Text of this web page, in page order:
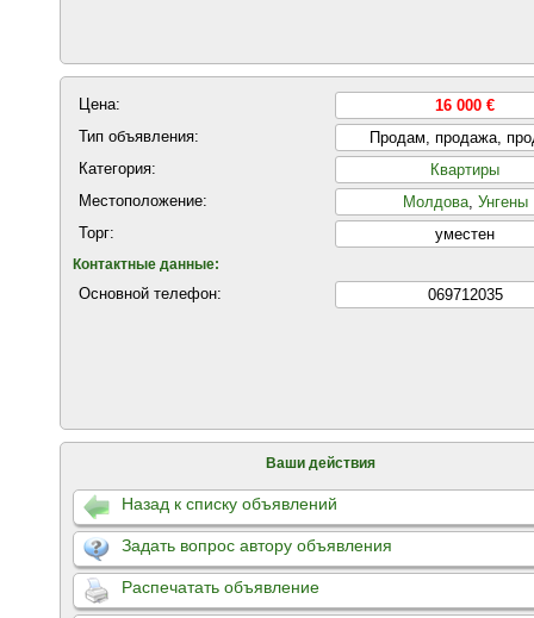
Цена:
16 000 €
Тип объявления:
Продам, продажа,
Категория:
Квартиры
Местоположение:
Молдова, Унгены
Торг:
уместен
Контактные данные:
Основной телефон: 069712035
Ваши действия
Назад к списку объявлений
Задать вопрос автору объявления
Распечатать объявление